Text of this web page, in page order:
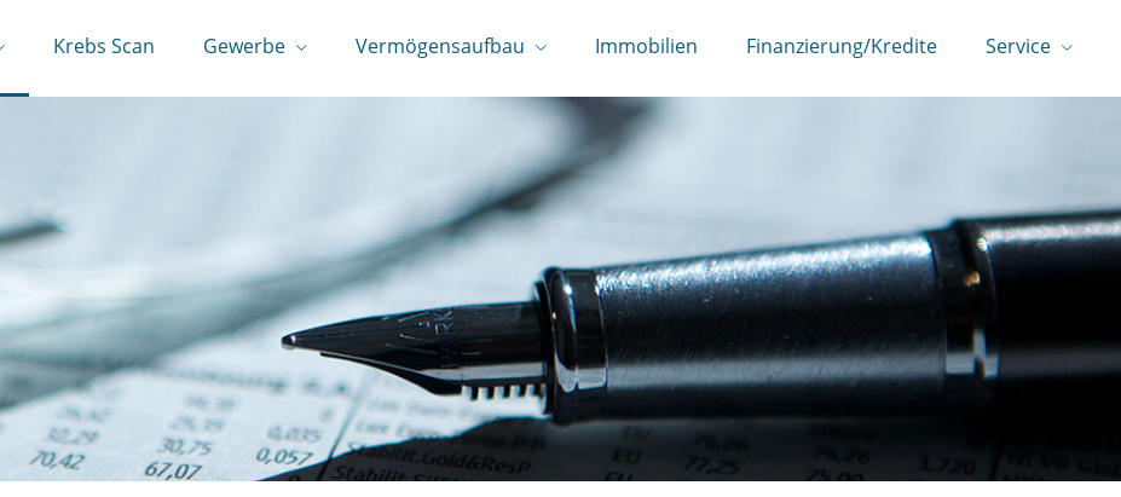
Krebs Scan Gewerbe Vermögensaufbau Immobilien Finanzierung/Kredite Service